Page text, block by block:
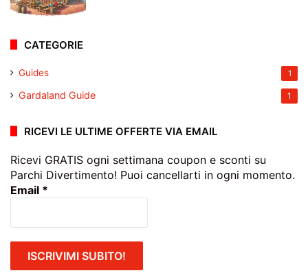
CATEGORIE
Guides 1
Gardaland Guide 1
RICEVI LE ULTIME OFFERTE VIA EMAIL
Ricevi GRATIS ogni settimana coupon e sconti su
Parchi Divertimento! Puoi cancellarti in ogni momento.
Email *